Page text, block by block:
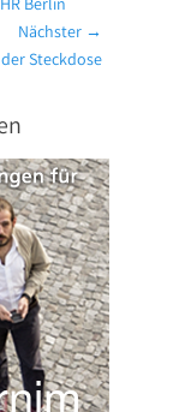
Nächster →
Steckdose